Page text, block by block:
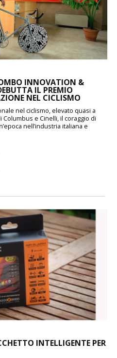
INNOVATION &
IL PREMIO
NEL CICLISMO
nel ciclismo, elevato quasi a
e Cinelli, il coraggio di
nell’industria italiana e
INTELLIGENTE PER